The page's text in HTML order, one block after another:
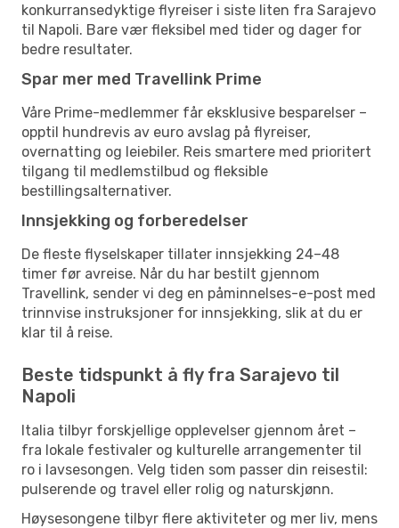
konkurransedyktige flyreiser i siste liten fra Sarajevo
til Napoli. Bare vær fleksibel med tider og dager for
bedre resultater.
Spar mer med Travellink Prime
Våre Prime-medlemmer får eksklusive besparelser –
opptil hundrevis av euro avslag på flyreiser,
overnatting og leiebiler. Reis smartere med prioritert
tilgang til medlemstilbud og fleksible
bestillingsalternativer.
Innsjekking og forberedelser
De fleste flyselskaper tillater innsjekking 24–48
timer før avreise. Når du har bestilt gjennom
Travellink, sender vi deg en påminnelses-e-post med
trinnvise instruksjoner for innsjekking, slik at du er
klar til å reise.
Beste tidspunkt å fly fra Sarajevo til
Napoli
Italia tilbyr forskjellige opplevelser gjennom året –
fra lokale festivaler og kulturelle arrangementer til
ro i lavsesongen. Velg tiden som passer din reisestil:
pulserende og travel eller rolig og naturskjønn.
Høysesongene tilbyr flere aktiviteter og mer liv, mens